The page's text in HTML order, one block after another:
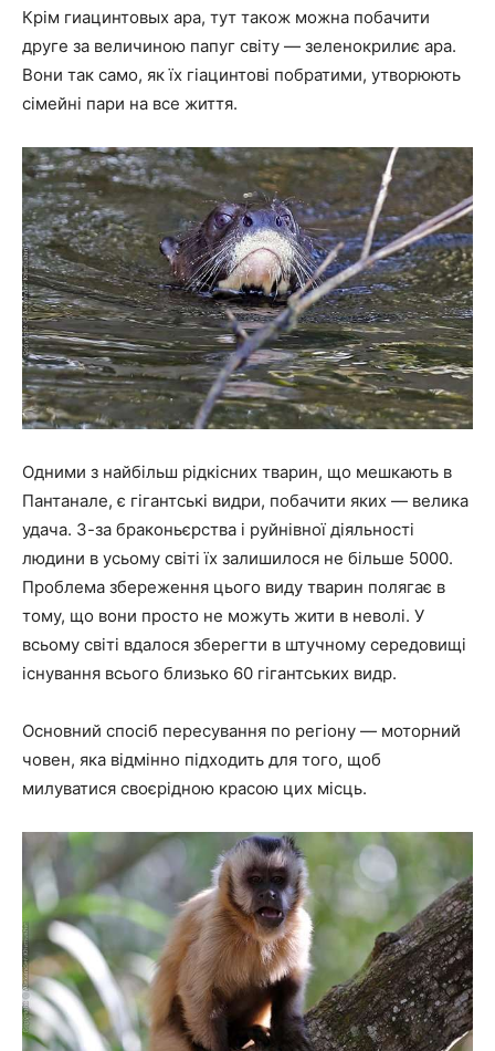
Крім гиацинтовых ара, тут також можна побачити
друге за величиною папуг світу — зеленокрилиє ара.
Вони так само, як їх гіацинтові побратими, утворюють
сімейні пари на все життя.
Одними з найбільш рідкісних тварин, що мешкають в
Пантанале, є гігантські видри, побачити яких — велика
удача. З-за браконьєрства і руйнівної діяльності
людини в усьому світі їх залишилося не більше 5000.
Проблема збереження цього виду тварин полягає в
тому, що вони просто не можуть жити в неволі. У
всьому світі вдалося зберегти в штучному середовищі
існування всього близько 60 гігантських видр.
Основний спосіб пересування по регіону — моторний
човен, яка відмінно підходить для того, щоб
милуватися своєрідною красою цих місць.